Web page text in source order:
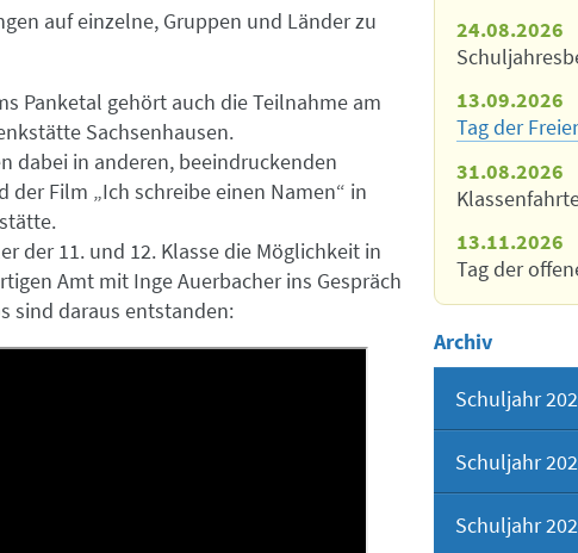
auf einzelne, Gruppen und Länder zu
Panketal gehört auch die Teilnahme am
Sachsenhausen.
dabei in anderen, beeindruckenden
Film „Ich schreibe einen Namen“ in
der 11. und 12. Klasse die Möglichkeit in
Amt mit Inge Auerbacher ins Gespräch
sind daraus entstanden:
24.08.2026
13.09.2026
Tag der
31.08.2026
13.11.2026
Tag der
Archiv
Schuljahr
Schuljahr
Schuljahr